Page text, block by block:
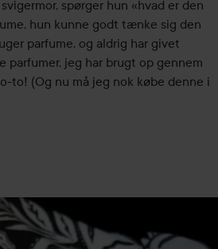
spørger hun «hvad er den
hun kunne godt tænke sig den
parfume, og aldrig har givet
jeg har brugt op gennem
to! (Og nu må jeg nok købe denne i